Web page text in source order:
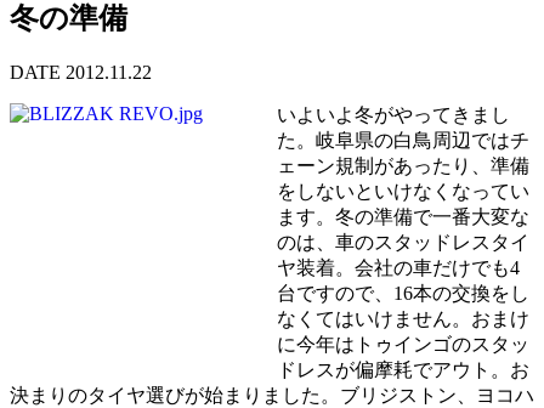
冬の準備
DATE 2012.11.22
いよいよ冬がやってきまし
た。岐阜県の白鳥周辺ではチ
ェーン規制があったり、準備
をしないといけなくなってい
ます。冬の準備で一番大変な
のは、車のスタッドレスタイ
ヤ装着。会社の車だけでも4
台ですので、16本の交換をし
なくてはいけません。おまけ
に今年はトゥインゴのスタッ
ドレスが偏摩耗でアウト。お
決まりのタイヤ選びが始まりました。ブリジストン、ヨコハ